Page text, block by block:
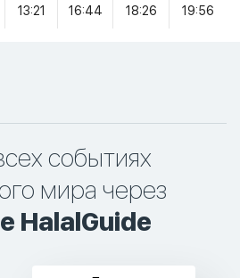
13:21 16:44 18:26 19:56
событиях
мира через
HalalGuide